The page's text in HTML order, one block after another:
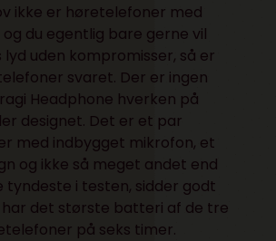
ikke er høretelefoner med
du egentlig bare gerne vil
uden kompromisser, så er
svaret. Der er ingen
Headphone hverken på
designet. Det er et par
med indbygget mikrofon, et
og ikke så meget andet end
tyndeste i testen, sidder godt
har det største batteri af de tre
på seks timer.